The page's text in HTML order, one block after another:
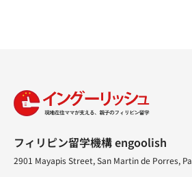
フィリピン留学機構 engoolish
2901 Mayapis Street, San Martin de Porres,